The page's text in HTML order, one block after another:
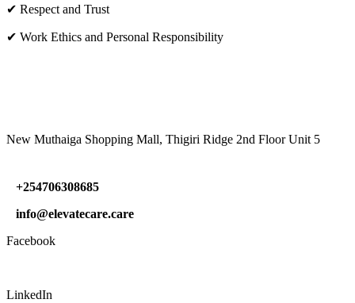
✔ Respect and Trust
✔ Work Ethics and Personal Responsibility
New Muthaiga Shopping Mall, Thigiri Ridge 2nd Floor Unit 5
+254706308685
info@elevatecare.care
Facebook
LinkedIn